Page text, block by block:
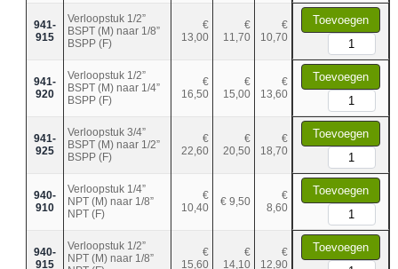
941-
915
Verloopstuk 1/2”
BSPT (M) naar 1/8”
BSPP (F)
€
13,00
€
11,70
€
10,70
Toevoegen
941-
920
Verloopstuk 1/2”
BSPT (M) naar 1/4”
BSPP (F)
€
16,50
€
15,00
€
13,60
Toevoegen
941-
925
Verloopstuk 3/4”
BSPT (M) naar 1/2”
BSPP (F)
€
22,60
€
20,50
€
18,70
Toevoegen
940-
910
Verloopstuk 1/4”
NPT (M) naar 1/8”
NPT (F)
€
10,40
€ 9,50
€
8,60
Toevoegen
940-
915
Verloopstuk 1/2”
NPT (M) naar 1/8”
€
15,60
€
14,10
€
12,90
Toevoegen